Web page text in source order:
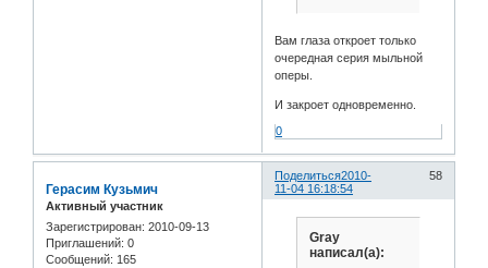
Вам глаза откроет только
очередная серия мыльной
оперы.
И закроет одновременно.
0
Поделиться 58
2010-
11-04 16:18:54
Герасим Кузьмич
Активный участник
Зарегистрирован: 2010-09-13
Приглашений: 0
Сообщений: 165
Gray
написал(а):